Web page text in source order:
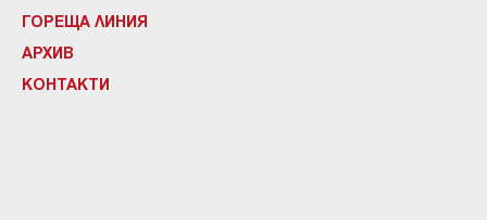
ГОРЕЩА ЛИНИЯ
АРХИВ
КОНТАКТИ